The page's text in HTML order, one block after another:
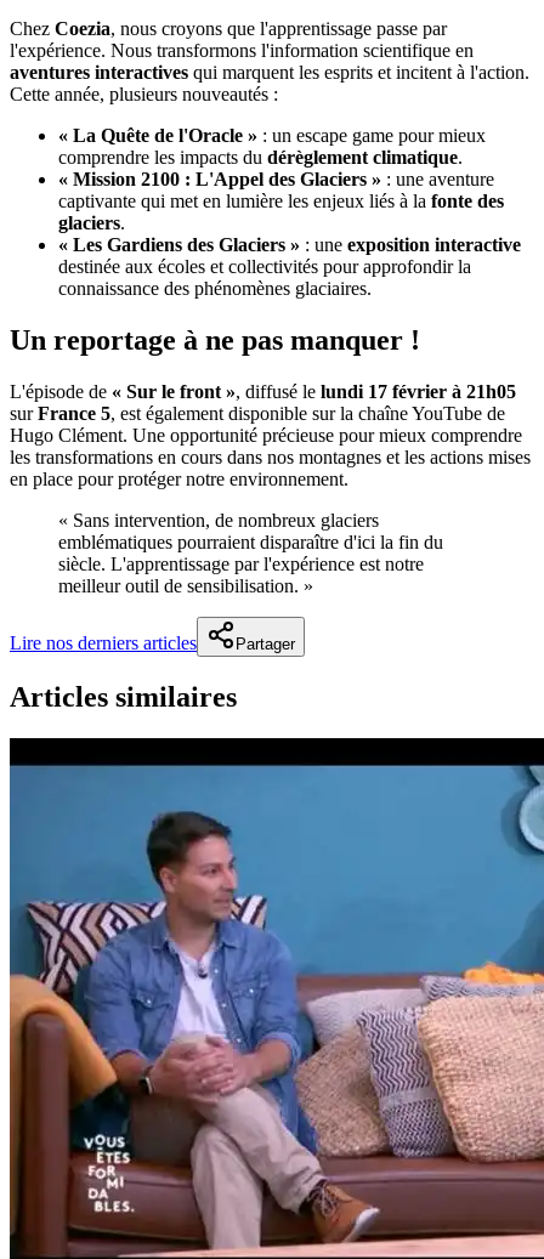
Chez Coezia, nous croyons que l'apprentissage passe par
l'expérience. Nous transformons l'information scientifique en
aventures interactives qui marquent les esprits et incitent à l'action.
Cette année, plusieurs nouveautés :
« La Quête de l'Oracle » : un escape game pour mieux
comprendre les impacts du dérèglement climatique.
« Mission 2100 : L'Appel des Glaciers » : une aventure
captivante qui met en lumière les enjeux liés à la fonte des
glaciers.
« Les Gardiens des Glaciers » : une exposition interactive
destinée aux écoles et collectivités pour approfondir la
connaissance des phénomènes glaciaires.
Un reportage à ne pas manquer !
L'épisode de « Sur le front », diffusé le lundi 17 février à 21h05
surFrance 5, est également disponible sur la chaîne YouTube de
Hugo Clément. Une opportunité précieuse pour mieux comprendre
les transformations en cours dans nos montagnes et les actions mises
en place pour protéger notre environnement.
« Sans intervention, de nombreux glaciers
emblématiques pourraient disparaître d'ici la fin du
siècle. L'apprentissage par l'expérience est notre
meilleur outil de sensibilisation. »
Lire nos derniers articles Partager
Articles similaires